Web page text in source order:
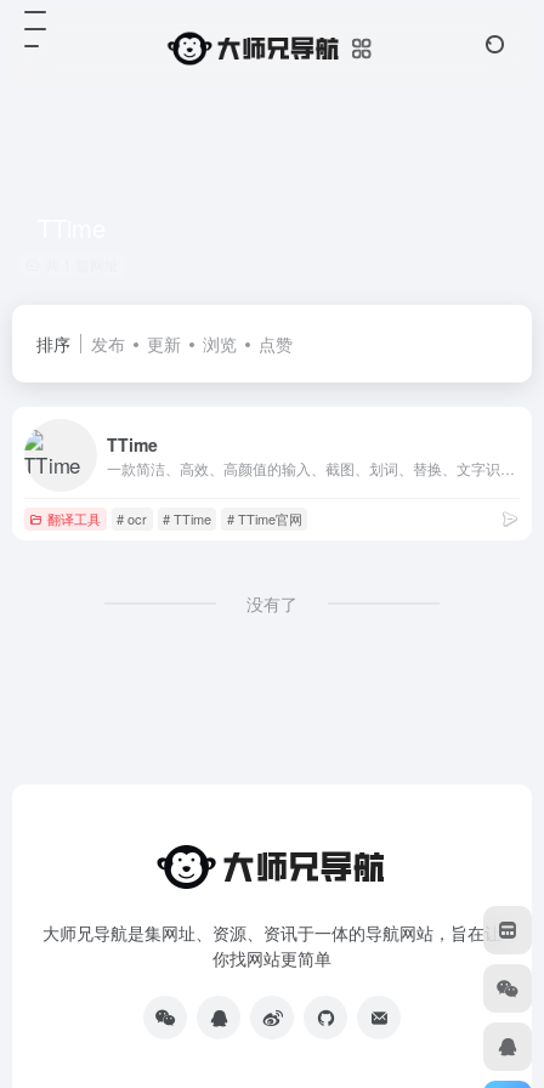
排序 发布 更新 浏览 点赞
TTime
翻译工具 # ocr # TTime # TTime官网
没有了
大师兄导航是集网址、资源、资讯于一体的导航网站，旨在让
你找网站更简单